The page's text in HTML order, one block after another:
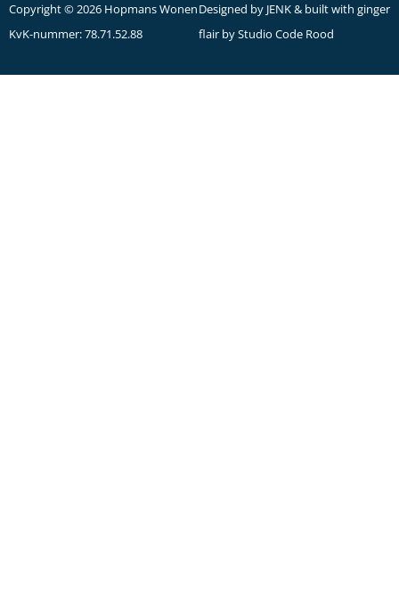
Copyright © 2026 Hopmans Wonen
KvK-nummer: 78.71.52.88
Designed by JENK& built with ginger
flair byStudio Code Rood